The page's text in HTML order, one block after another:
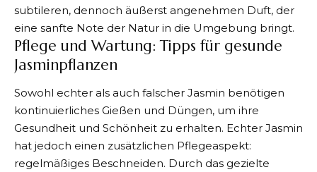
subtileren, dennoch äußerst angenehmen Duft, der
eine sanfte Note der Natur in die Umgebung bringt.
Pflege und Wartung: Tipps für gesunde
Jasminpflanzen
Sowohl echter als auch falscher Jasmin benötigen
kontinuierliches Gießen und Düngen, um ihre
Gesundheit und Schönheit zu erhalten. Echter Jasmin
hat jedoch einen zusätzlichen Pflegeaspekt:
regelmäßiges Beschneiden. Durch das gezielte